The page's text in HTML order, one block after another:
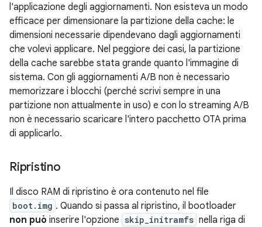
l'applicazione degli aggiornamenti. Non esisteva un modo
efficace per dimensionare la partizione della cache: le
dimensioni necessarie dipendevano dagli aggiornamenti
che volevi applicare. Nel peggiore dei casi, la partizione
della cache sarebbe stata grande quanto l'immagine di
sistema. Con gli aggiornamenti A/B non è necessario
memorizzare i blocchi (perché scrivi sempre in una
partizione non attualmente in uso) e con lo streaming A/B
non è necessario scaricare l'intero pacchetto OTA prima
di applicarlo.
Ripristino
Il disco RAM di ripristino è ora contenuto nel file
boot.img . Quando si passa al ripristino, il bootloader
non può inserire l'opzione skip_initramfs nella riga di